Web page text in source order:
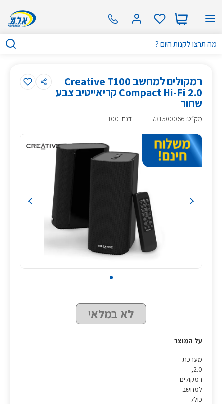
רמקולים למחשב Creative T100
Compact Hi-Fi 2.0 קריאייטיב צבע
שחור
מק״ט:
731500066 דגם: T100
לא במלאי
על המוצר
מערכת
2.0,
רמקולים
למחשב
כולל